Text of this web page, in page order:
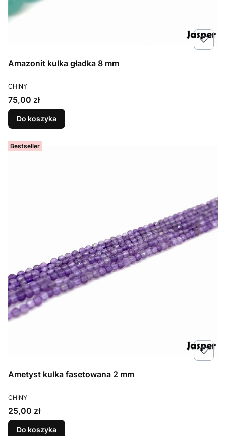
Amazonit kulka gładka 8 mm
PRODUCENT
CHINY
Cena
75,00 zł
Do koszyka
Bestseller
Ametyst kulka fasetowana 2 mm
PRODUCENT
CHINY
Cena
25,00 zł
Do koszyka